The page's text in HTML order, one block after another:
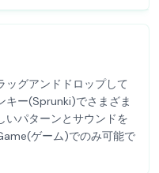
ッグアンドドロップして
キー(Sprunki)でさまざま
いパターンとサウンドを
ゲーム)でのみ可能で